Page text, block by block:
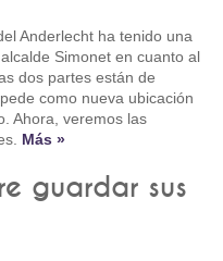
Anderlecht ha tenido una
Simonet en cuanto al
dos partes están de
como nueva ubicación
Ahora, veremos las
Más »
guardar sus